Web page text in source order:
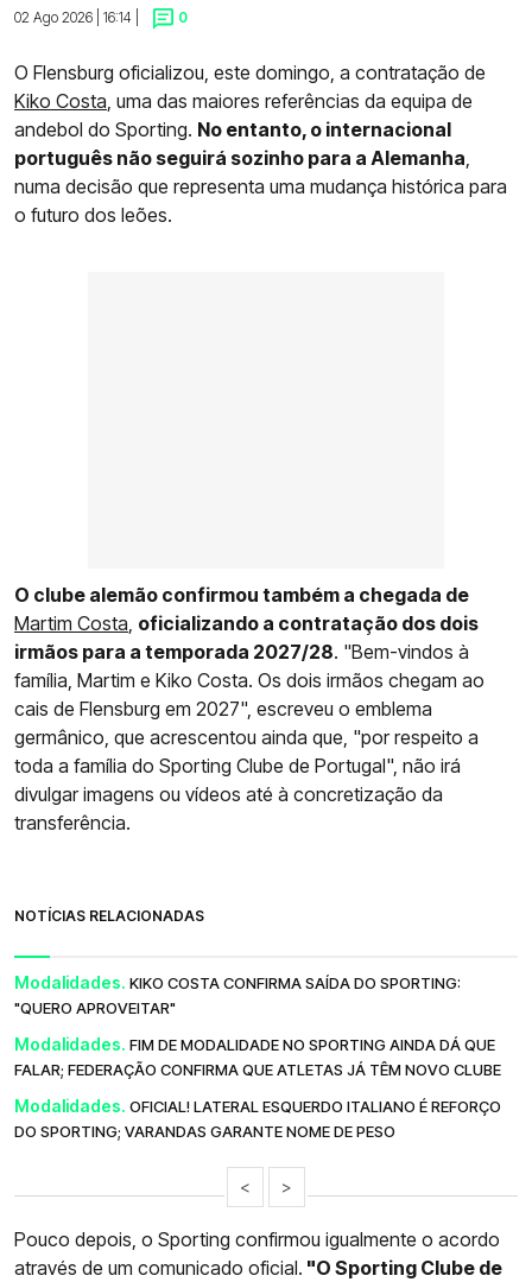
02 Ago 2026 | 16:14 |
0
O Flensburg oficializou, este domingo, a contratação de
Kiko Costa , uma das maiores referências da equipa de
andebol do Sporting. No entanto, o internacional
português não seguirá sozinho para a Alemanha
numa decisão que representa uma mudança histórica para
o futuro dos leões.
O clube alemão confirmou também a chegada de
Martim Costa oficializando a contratação dos dois
irmãos para a temporada 2027/28. "Bem-vindos à
família, Martim e Kiko Costa. Os dois irmãos chegam ao
cais de Flensburg em 2027", escreveu o emblema
germânico, que acrescentou ainda que, "por respeito a
toda a família do Sporting Clube de Portugal", não irá
divulgar imagens ou vídeos até à concretização da
transferência.
NOTÍCIAS RELACIONADAS
Modalidades. KIKO COSTA CONFIRMA SAÍDA DO SPORTING:
"QUERO APROVEITAR"
Modalidades. FIM DE MODALIDADE NO SPORTING AINDA DÁ QUE
FALAR; FEDERAÇÃO CONFIRMA QUE ATLETAS JÁ TÊM NOVO CLUBE
Modalidades. OFICIAL! LATERAL ESQUERDO ITALIANO É REFORÇO
DO SPORTING; VARANDAS GARANTE NOME DE PESO
< >
Pouco depois, o Sporting confirmou igualmente o acordo
através de um comunicado oficial. "O Sporting Clube de